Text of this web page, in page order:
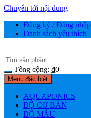
Chuyển tới nội dung
Đăng ký / Đăng nhập
Danh sách yêu thích
Tổng cộng: ₫0
Menu đặc biệt
AQUAPONICS
BỘ CƠ BẢN
BỘ MẪU